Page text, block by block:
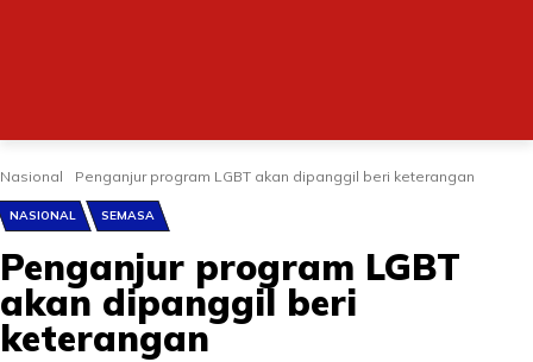
Nasional Penganjur program LGBT akan dipanggil beri keterangan
NASIONAL SEMASA
Penganjur program LGBT
akan dipanggil beri
keterangan